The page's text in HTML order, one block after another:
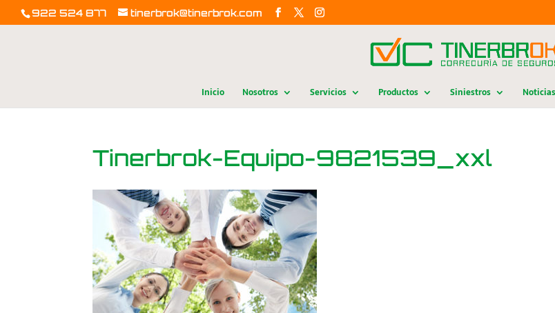
922 524 877 tinerbrok@tinerbrok.com
Inicio Nosotros Servicios Productos Siniestros Noticias
Tinerbrok-Equipo-9821539_xxl